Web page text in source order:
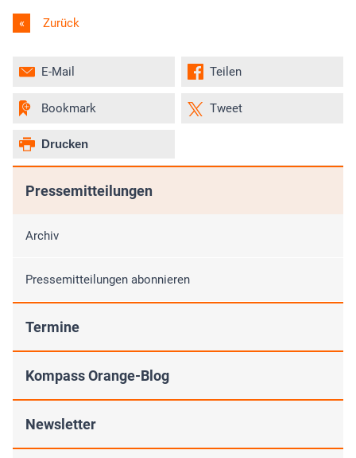
Zurück
Teilen
Tweet
E-Mail
Bookmark
Drucken
Pressemitteilungen
Archiv
Pressemitteilungen abonnieren
Termine
Kompass Orange-Blog
Newsletter